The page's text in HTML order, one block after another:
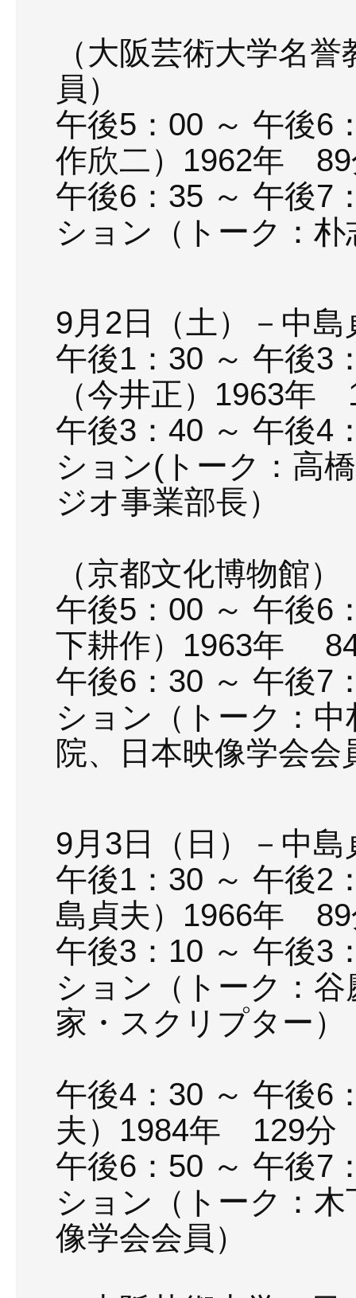
（大阪芸術大学名
員）
午後5：00 ～ 午後6
作欣二）1962年
午後6：35 ～ 午後7
ション（トーク：
9月2日（土）－中
午後1：30 ～ 午後3
（今井正）1963
午後3：40 ～ 午後4
ション(トーク：高
ジオ事業部長）
（京都文化博物館）
午後5：00 ～ 午後6
下耕作）1963年
午後6：30 ～ 午後7
ション（トーク：
院、日本映像学会会
9月3日（日）－中
午後1：30 ～ 午後2
島貞夫）1966年
午後3：10 ～ 午後3
ション（トーク：
家・スクリプター）
午後4：30 ～ 午後6
夫）1984年 129分
午後6：50 ～ 午後7
ション（トーク：
像学会会員）